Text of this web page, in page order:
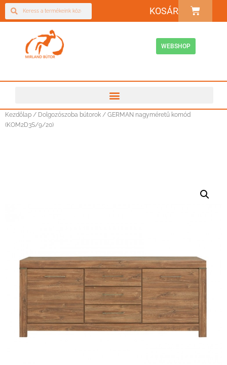
KOSÁR
WEBSHOP
Kezdőlap / Dolgozószoba bútorok / GERMAN nagyméretű komód
(KOM2D3S/9/20)